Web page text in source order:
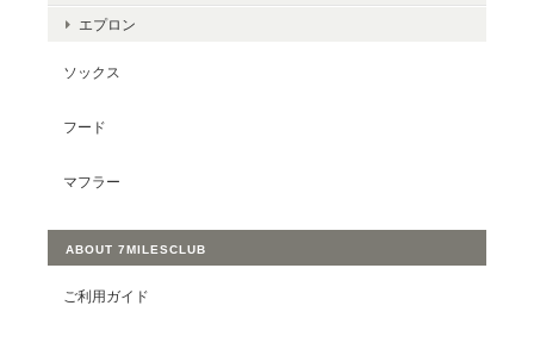
エプロン
ソックス
フード
マフラー
ABOUT 7MILESCLUB
ご利用ガイド